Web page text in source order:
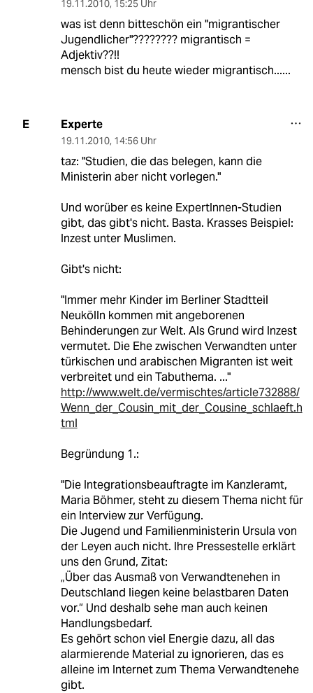
19.11.2010, 15:25 Uhr
was ist denn bitteschön ein "migrantischer
Jugendlicher"???????? migrantisch =
Adjektiv??!!
mensch bist du heute wieder migrantisch......
E Experte
19.11.2010, 14:56 Uhr
taz: "Studien, die das belegen, kann die
Ministerin aber nicht vorlegen."
Und worüber es keine ExpertInnen-Studien
gibt, das gibt's nicht. Basta. Krasses Beispiel:
Inzest unter Muslimen.
Gibt's nicht:
"Immer mehr Kinder im Berliner Stadtteil
Neukölln kommen mit angeborenen
Behinderungen zur Welt. Als Grund wird Inzest
vermutet. Die Ehe zwischen Verwandten unter
türkischen und arabischen Migranten ist weit
verbreitet und ein Tabuthema. ..."
http://www.welt.de/vermischtes/article732888/
Wenn_der_Cousin_mit_der_Cousine_schlaeft.h
tml
Begründung 1.:
"Die Integrationsbeauftragte im Kanzleramt,
Maria Böhmer, steht zu diesem Thema nicht für
ein Interview zur Verfügung.
Die Jugend und Familienministerin Ursula von
der Leyen auch nicht. Ihre Pressestelle erklärt
uns den Grund, Zitat:
„Über das Ausmaß von Verwandtenehen in
Deutschland liegen keine belastbaren Daten
vor.“ Und deshalb sehe man auch keinen
Handlungsbedarf.
Es gehört schon viel Energie dazu, all das
alarmierende Material zu ignorieren, das es
alleine im Internet zum Thema Verwandtenehe
gibt.